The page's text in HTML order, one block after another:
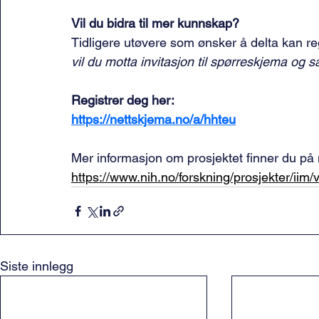
Vil du bidra til mer kunnskap?
Tidligere utøvere som ønsker å delta kan
vil du motta invitasjon til spørreskjema og
Registrer deg her:
https://nettskjema.no/a/hhteu
Mer informasjon om prosjektet finner du
https://www.nih.no/forskning/prosjekter/iim/
Siste innlegg